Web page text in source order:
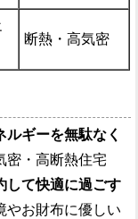
断熱・高気密
ルギーを無駄なく
密・高断熱住宅
して快適に過ごす
やお財布に優しい